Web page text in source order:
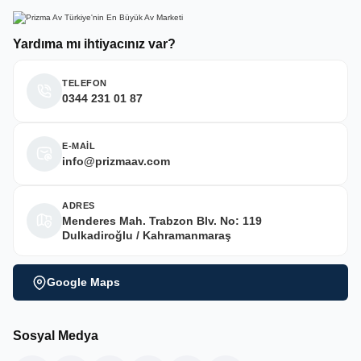
Yardıma mı ihtiyacınız var?
TELEFON
0344 231 01 87
E-MAİL
info@prizmaav.com
ADRES
Menderes Mah. Trabzon Blv. No: 119
Dulkadiroğlu / Kahramanmaraş
Google Maps
Sosyal Medya